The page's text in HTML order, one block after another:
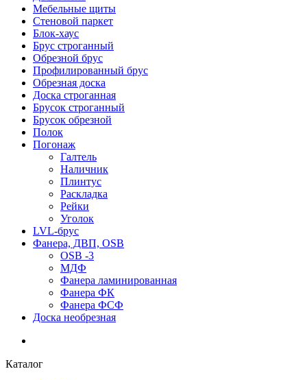
Мебельные щиты
Стеновой паркет
Блок-хаус
Брус строганный
Обрезной брус
Профилированный брус
Обрезная доска
Доска строганная
Брусок строганный
Брусок обрезной
Полок
Погонаж
Галтель
Наличник
Плинтус
Раскладка
Рейки
Уголок
LVL-брус
Фанера, ДВП, OSB
OSB -3
МДФ
Фанера ламинированная
Фанера ФК
Фанера ФСФ
Доска необрезная
Каталог